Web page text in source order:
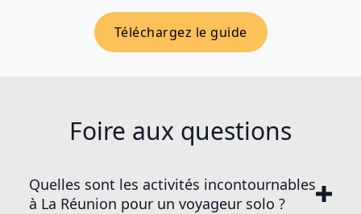
Téléchargez le guide
Foire aux questions
Quelles sont les activités incontournables
à La Réunion pour un voyageur solo ?